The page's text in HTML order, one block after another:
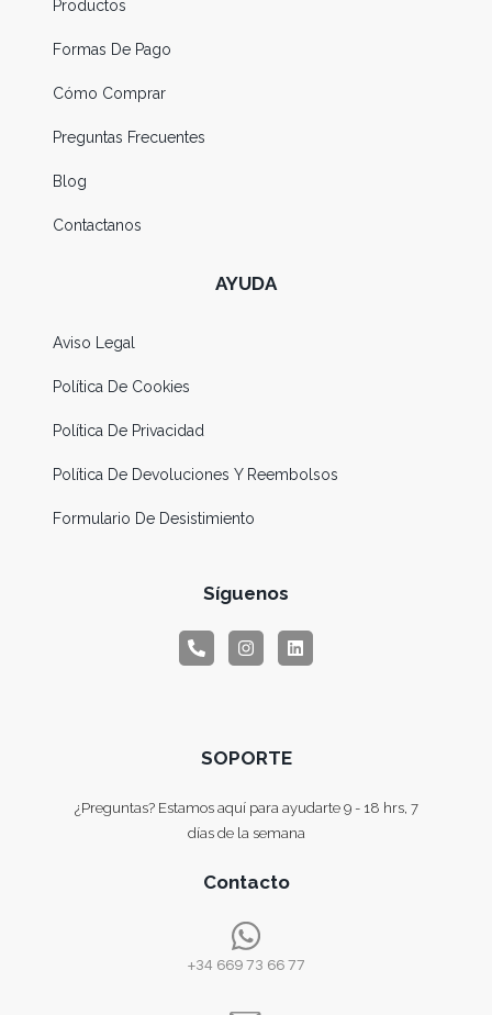
Productos
Formas De Pago
Cómo Comprar
Preguntas Frecuentes
Blog
Contactanos
AYUDA
Aviso Legal
Política De Cookies
Política De Privacidad
Política De Devoluciones Y Reembolsos
Formulario De Desistimiento
Síguenos
SOPORTE
¿Preguntas? Estamos aquí para ayudarte 9 - 18 hrs, 7
días de la semana
Contacto
+34 669 73 66 77